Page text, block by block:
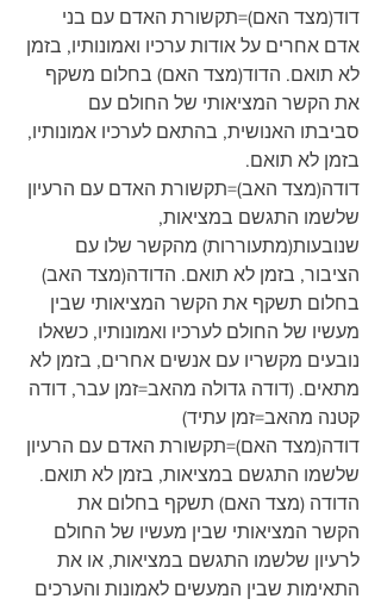
דוד(מצד האם)=תקשורת האדם עם בני
אדם אחרים על אודות ערכיו ואמונותיו, בזמן
לא תואם. הדוד(מצד האם) בחלום משקף
את הקשר המציאותי של החולם עם
סביבתו האנושית, בהתאם לערכיו אמונותיו,
בזמן לא תואם.
דודה(מצד האב)=תקשורת האדם עם הרעיון
שלשמו התגשם במציאות,
שנובעות(מתעוררות) מהקשר שלו עם
הציבור, בזמן לא תואם. הדודה(מצד האב)
בחלום תשקף את הקשר המציאותי שבין
מעשיו של החולם לערכיו ואמונותיו, כשאלו
נובעים מקשריו עם אנשים אחרים, בזמן לא
מתאים. (דודה גדולה מהאב=זמן עבר, דודה
קטנה מהאב=זמן עתיד)
דודה(מצד האם)=תקשורת האדם עם הרעיון
שלשמו התגשם במציאות, בזמן לא תואם.
הדודה (מצד האם) תשקף בחלום את
הקשר המציאותי שבין מעשיו של החולם
לרעיון שלשמו התגשם במציאות, או את
התאימות שבין המעשים לאמונות והערכים